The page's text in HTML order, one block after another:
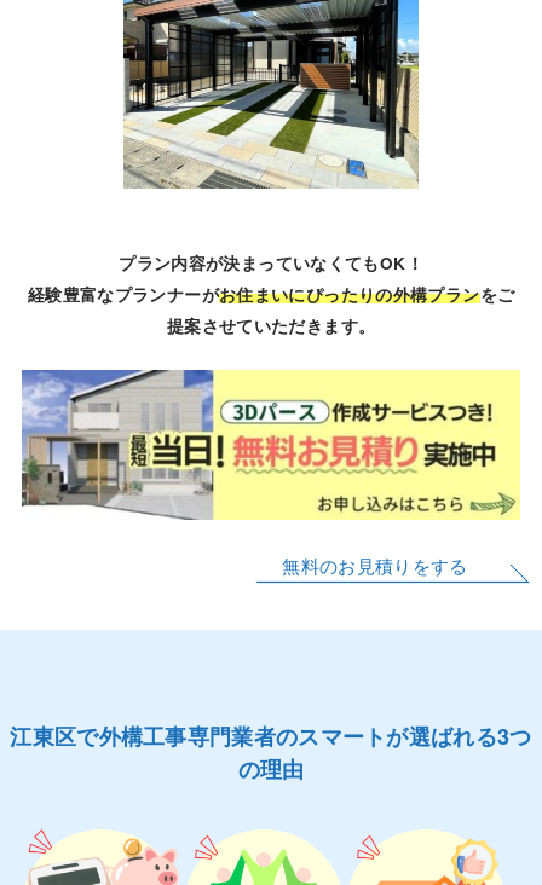
プラン内容が決まっていなくてもOK！
経験豊富なプランナーがお住まいにぴったりの外構プランをご
提案させていただきます。
無料のお見積りをする
江東区で外構工事専門業者のスマートが選ばれる3つ
の理由